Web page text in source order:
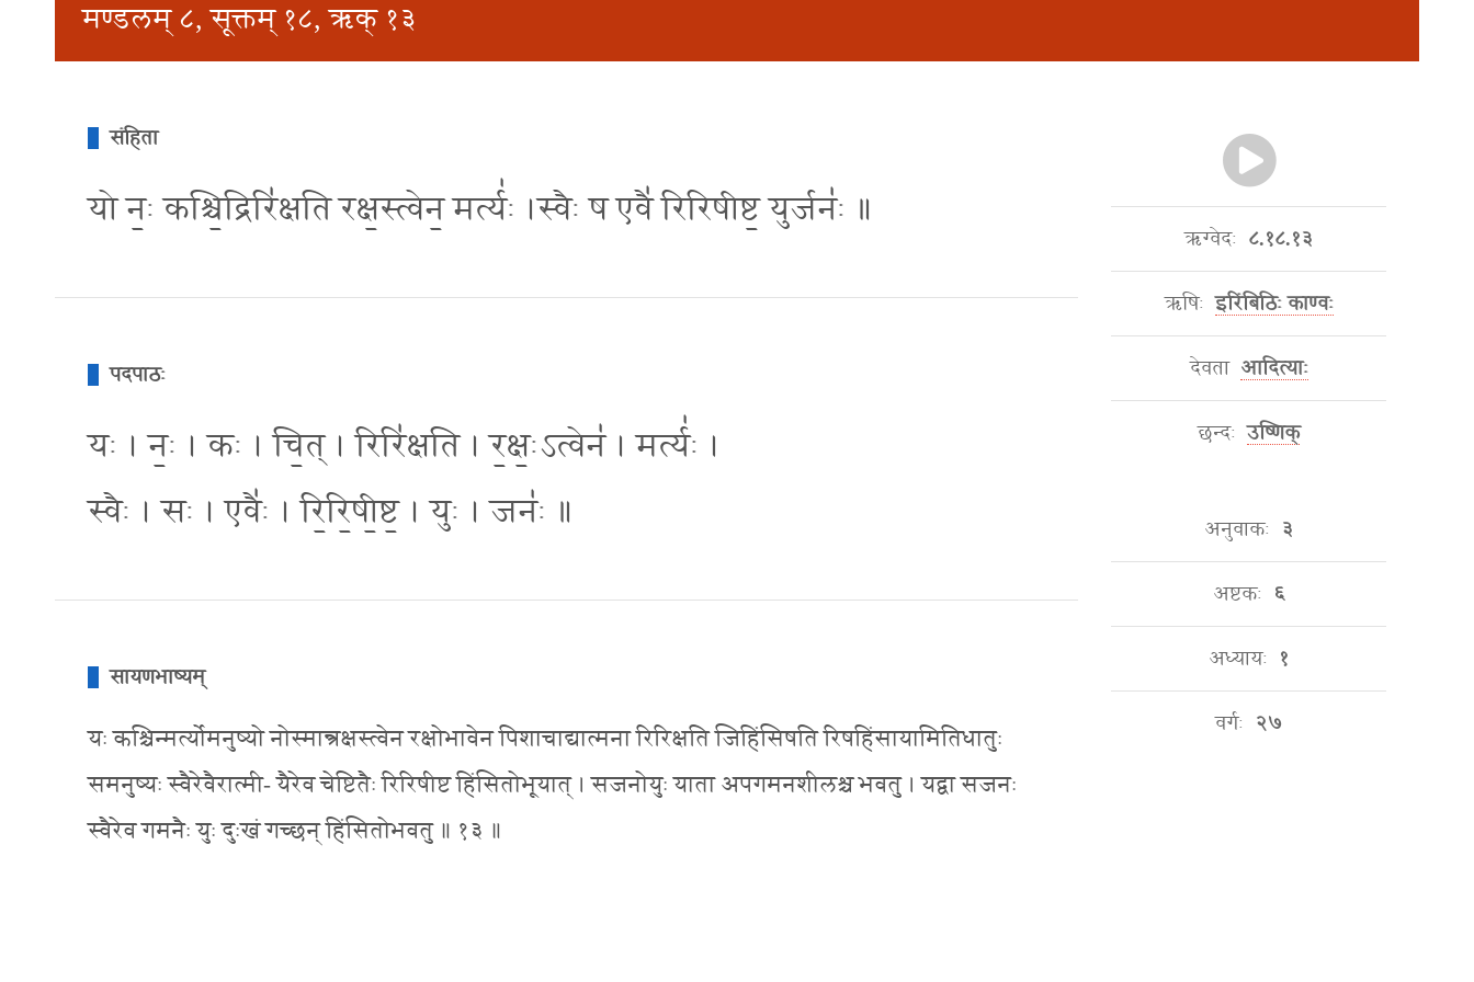
मण्डलम् ८, सूक्तम् १८, ऋक् १३
संहिता
यो न॒ः कश्चि॒द्रिरि॑क्षति रक्ष॒स्त्वेन॒ मर्त्य॑ः ।स्वैः ष एवै॑ रिरिषीष्ट॒ युर्जनः॑ ॥
पदपाठः
यः । नः॒ । कः । चि॒त् । रिरि॑क्षति । र॒क्षः॒ऽत्वेन॑ । मर्त्यः॑ ।
स्वैः । सः । एवैः॑ । रि॒रि॒षी॒ष्ट॒ । युः । जनः॑ ॥
सायणभाष्यम्
यः कश्चिन्मर्त्योमनुष्यो नोस्मान्त्रक्षस्त्वेन रक्षोभावेन पिशाचाद्यात्मना रिरिक्षति जिहिंसिषति रिषहिंसायामितिधातुः
समनुष्यः स्वैरेवैरात्मी- यैरेव चेष्टितैः रिरिषीष्ट हिंसितोभूयात् । सजनोयुः याता अपगमनशीलश्च भवतु । यद्वा सजनः
स्वैरेव गमनैः युः दुःखं गच्छन् हिंसितोभवतु ॥ १३ ॥
ऋग्वेदः ८.१८.१३
ऋषिः इरिंबिठिः काण्वः
देवता आदित्याः
छन्दः उष्णिक्
अनुवाकः ३
अष्टकः ६
अध्यायः १
वर्गः २७